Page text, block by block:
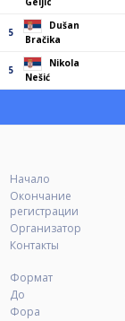
5
Dušan
Bračika
5
Nikola
Nešić
Начало
Окончание
регистрации
Организатор
Контакты
Формат
До
Фора